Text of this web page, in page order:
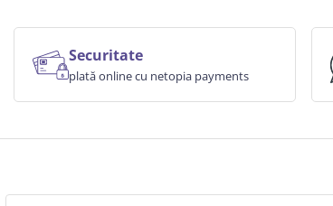
Securitate
plată online cu netopia payments